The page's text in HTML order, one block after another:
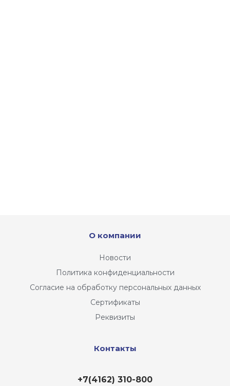
О компании
Новости
Политика конфиденциальности
Согласие на обработку персональных данных
Сертификаты
Реквизиты
Контакты
+7(4162) 310-800